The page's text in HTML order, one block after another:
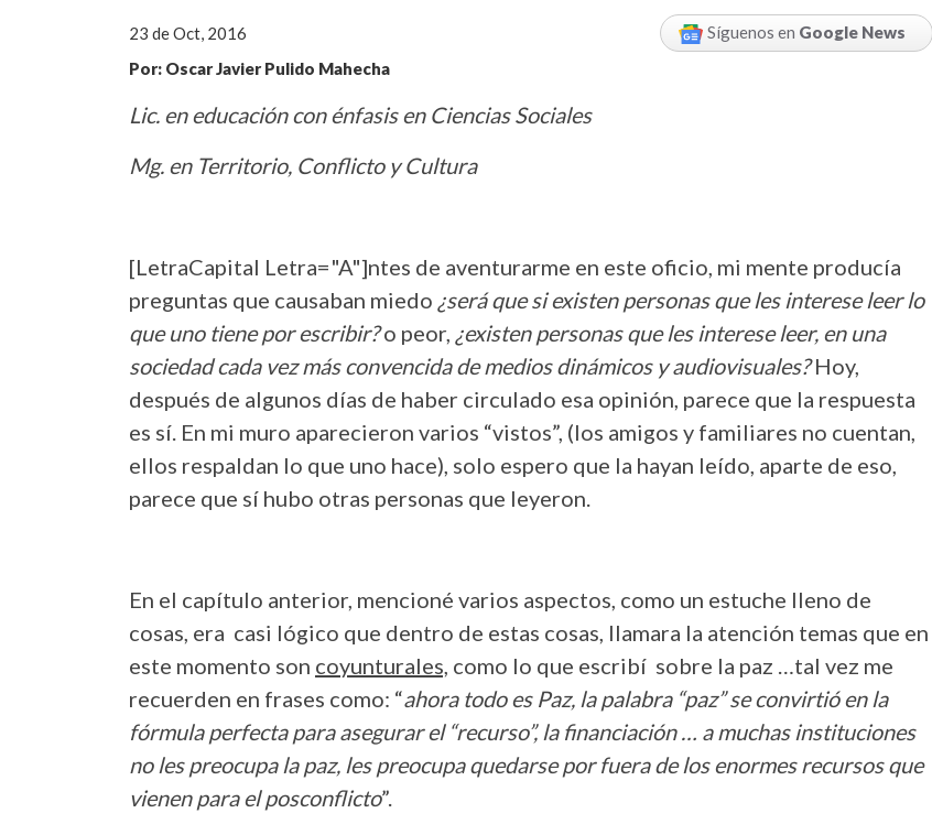
23 de Oct, 2016 Síguenos en Google News
Por: Oscar Javier Pulido Mahecha
Lic. en educación con énfasis en Ciencias Sociales
Mg. en Territorio, Conflicto y Cultura
[LetraCapital Letra="A"]ntes de aventurarme en este oficio, mi mente producía
preguntas que causaban miedo ¿será que si existen personas que les interese leer lo
que uno tiene por escribir?o peor, ¿existen personas que les interese leer, en una
sociedad cada vez más convencida de medios dinámicos y audiovisuales?Hoy,
después de algunos días de haber circulado esa opinión, parece que la respuesta
es sí. En mi muro aparecieron varios “vistos”, (los amigos y familiares no cuentan,
ellos respaldan lo que uno hace), solo espero que la hayan leído, aparte de eso,
parece que sí hubo otras personas que leyeron.
En el capítulo anterior, mencioné varios aspectos, como un estuche lleno de
cosas, era casi lógico que dentro de estas cosas, llamara la atención temas que en
este momento son coyunturales, como lo que escribí sobre la paz …tal vez me
recuerden en frases como: “ahora todo es Paz, la palabra “paz” se convirtió en la
fórmula perfecta para asegurar el “recurso”, la financiación … a muchas instituciones
no les preocupa la paz, les preocupa quedarse por fuera de los enormes recursos que
vienen para el posconflicto”.